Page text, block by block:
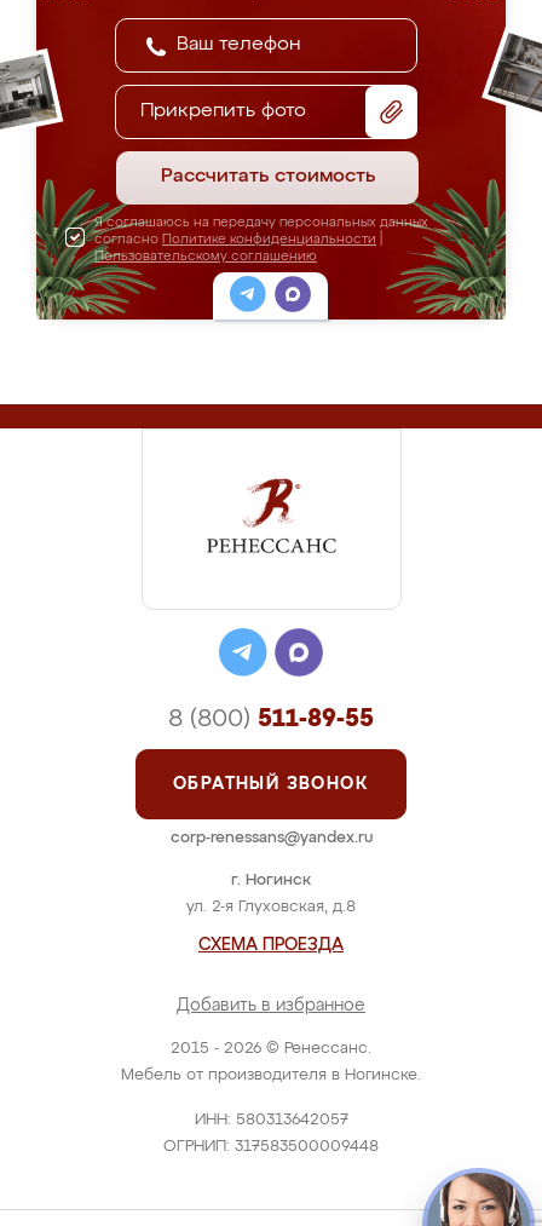
Прикрепить фото
Рассчитать стоимость
Я соглашаюсь на передачу персональных данных
согласно Политике конфиденциальности
Пользовательскому соглашению
2015 - 2026 © Ренессанс.
Мебель от производителя в Ногинске.
ИНН: 580313642057
ОГРНИП: 317583500009448
г. Ногинск
ул. 2-я Глуховская, д.8
СХЕМА ПРОЕЗДА
Добавить в избранное
8 (800) 511-89-55
ОБРАТНЫЙ ЗВОНОК
corp-renessans@yandex.ru